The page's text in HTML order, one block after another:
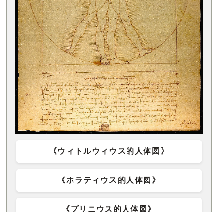
《ウィトルウィウス的人体図》
《ホラティウス的人体図》
《プリニウス的人体図》